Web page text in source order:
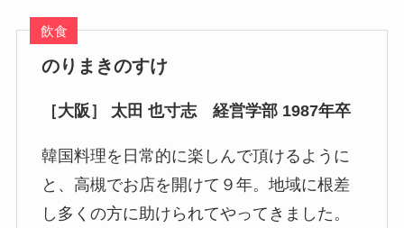
飲食
のりまきのすけ
［大阪］ 太田 也寸志 経営学部 1987年卒
韓国料理を日常的に楽しんで頂けるように
と、高槻でお店を開けて９年。地域に根差
し多くの方に助けられてやってきました。